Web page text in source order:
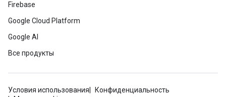
Firebase
Google Cloud Platform
Google AI
Все продукты
Условия использования
Конфиденциальность